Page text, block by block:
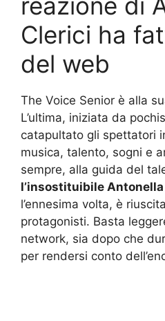
Clerici ha
del web
The Voice Senior è alla
L’ultima, iniziata da
catapultato gli spettatori
musica, talento, sogni e
sempre, alla guida del
l’insostituibile
l’ennesima volta, è
protagonisti. Basta
network, sia dopo che
per rendersi conto